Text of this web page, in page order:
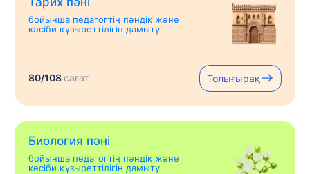
бойынша педагогтің пәндік және
кәсіби құзыреттілігін дамыту
80/108сағат Толығырақ
Биология пәні
бойынша педагогтің пәндік және
кәсіби құзыреттілігін дамыту